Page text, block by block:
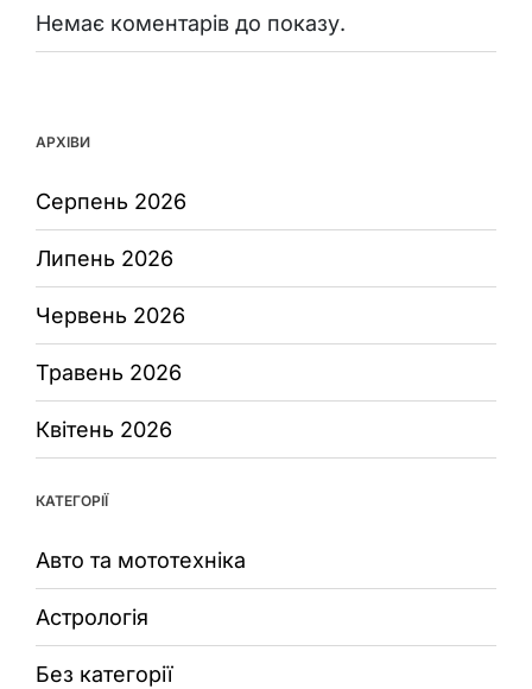
Немає коментарів до показу.
АРХІВИ
Серпень 2026
Липень 2026
Червень 2026
Травень 2026
Квітень 2026
КАТЕГОРІЇ
Авто та мототехніка
Астрологія
Без категорії